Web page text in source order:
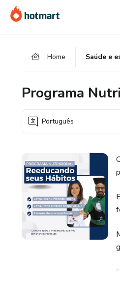
para
o
para
o
para
o
Home Saúde e
Programa
Português